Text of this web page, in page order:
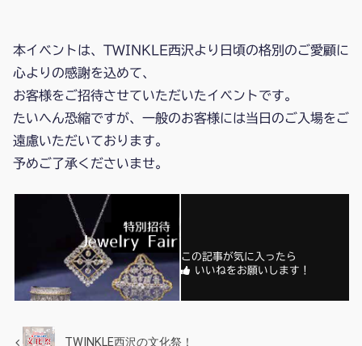
本イベントは、TWINKLE西沢より日頃の格別のご愛顧に
心よりの感謝を込めて、
お客様をご招待させていただいたイベントです。
たいへん恐縮ですが、一般のお客様には当日のご入場をご
遠慮いただいております。
予めご了承くださいませ。
この記事が気に入ったら
いいねをお願いします！
TWINKLE西沢の文化祭！